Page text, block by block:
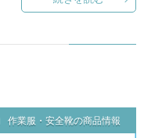
作業服・安全靴の商品情報